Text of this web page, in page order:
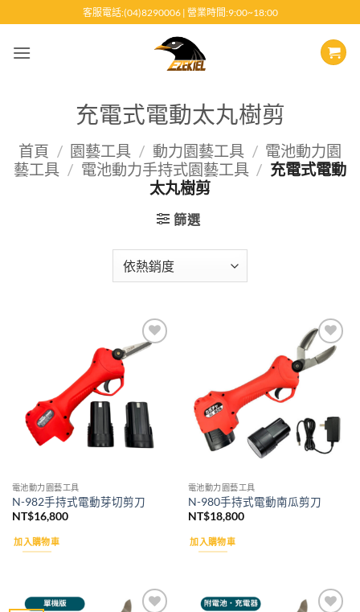
至
客服電話:(04)8290006 | 營業時間:9:00~18:00
充電式電動太丸樹剪
首頁 / 園藝工具 / 動力園藝工具 / 電池動力園
藝工具 / 電池動力手持式園藝工具 / 充電式電動
太丸樹剪
篩選
Add to
電池動力園藝工具
N-982手持式電動芽切剪刀
NT$16,800
加入購物車
Add to
wishlist
電池動力園藝工具
N-980手持式電動南瓜剪刀
NT$18,800
加入購物車